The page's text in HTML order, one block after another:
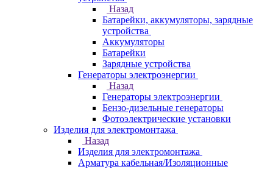
Назад
Батарейки, аккумуляторы, зарядные
устройства
Аккумуляторы
Батарейки
Зарядные устройства
Генераторы электроэнергии
Назад
Генераторы электроэнергии
Бензо-дизельные генераторы
Фотоэлектрические установки
Изделия для электромонтажа
Назад
Изделия для электромонтажа
Арматура кабельная/Изоляционные